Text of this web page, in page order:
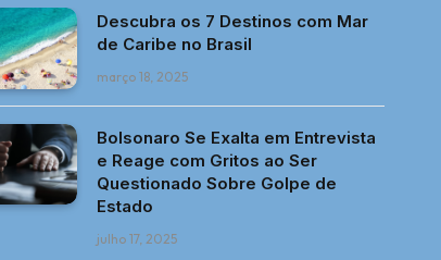
Descubra os 7 Destinos com Mar
de Caribe no Brasil
março 18, 2025
Bolsonaro Se Exalta em Entrevista
e Reage com Gritos ao Ser
Questionado Sobre Golpe de
Estado
julho 17, 2025